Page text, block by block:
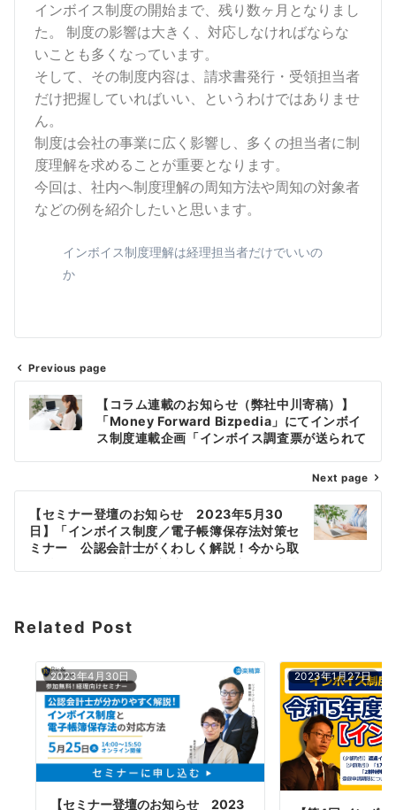
インボイス制度の開始まで、残り数ヶ月となりまし
た。 制度の影響は大きく、対応しなければならな
いことも多くなっています。
そして、その制度内容は、請求書発行・受領担当者
だけ把握していればいい、というわけではありませ
ん。
制度は会社の事業に広く影響し、多くの担当者に制
度理解を求めることが重要となります。
今回は、社内へ制度理解の周知方法や周知の対象者
などの例を紹介したいと思います。
インボイス制度理解は経理担当者だけでいいの
か
Previous page
【コラム連載のお知らせ（弊社中川寄稿）】
「Money Forward Bizpedia」にてインボイ
ス制度連載企画「インボイス調査票が送られて
する際の検討ポイントとは？」が掲載されまし
た
Next page
【セミナー登壇のお知らせ 2023年5月30
日】「インボイス制度／電子帳簿保存法対策セ
ミナー 公認会計士がくわしく解説！今から取
Related Post
2023年4月30日
【セミナー登壇のお知らせ 2023
2023年1月27日